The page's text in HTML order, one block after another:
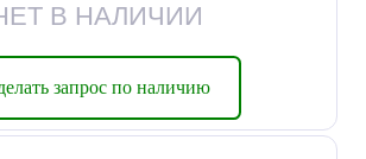
В НАЛИЧИИ
запрос по наличию